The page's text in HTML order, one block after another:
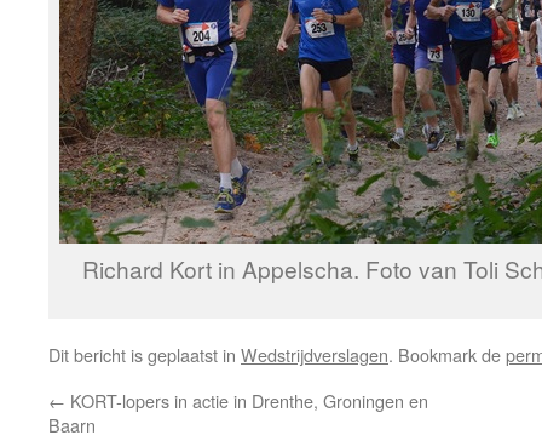
Richard Kort in Appelscha. Foto van Toli
Dit bericht is geplaatst in Wedstrijdverslagen. Bookmark de
← KORT-lopers in actie in Drenthe, Groningen en
Baarn